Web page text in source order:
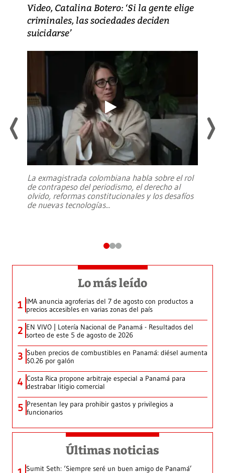
Video, Catalina Botero: ‘Si la gente elige
criminales, las sociedades deciden
suicidarse’
La exmagistrada colombiana habla sobre el rol
de contrapeso del periodismo, el derecho al
olvido, reformas constitucionales y los desafíos
de nuevas tecnologías...
Lo más leído
1 IMA anuncia agroferias del 7 de agosto con productos a
precios accesibles en varias zonas del país
2 EN VIVO | Lotería Nacional de Panamá - Resultados del
sorteo de este 5 de agosto de 2026
3 Suben precios de combustibles en Panamá: diésel aumenta
$0.26 por galón
4 Costa Rica propone arbitraje especial a Panamá para
destrabar litigio comercial
5 Presentan ley para prohibir gastos y privilegios a
funcionarios
Últimas noticias
Sumit Seth: ‘Siempre seré un buen amigo de Panamá’